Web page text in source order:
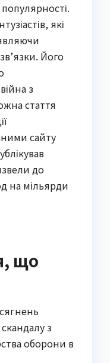
які
Його
з
стаття
сайту
до
на мільярди
що
з
оборони в